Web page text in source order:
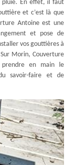
pluie. En effet, il faut
et c’est là que
Antoine est une
et pose de
vos gouttières à
Morin, Couverture
en main le
savoir-faire et de